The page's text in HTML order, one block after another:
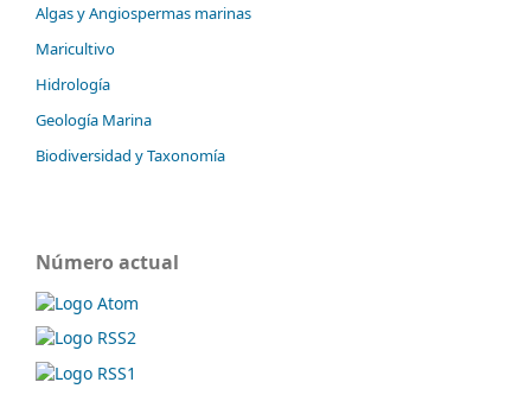
Algas y Angiospermas marinas
Maricultivo
Hidrología
Geología Marina
Biodiversidad y Taxonomía
Número actual